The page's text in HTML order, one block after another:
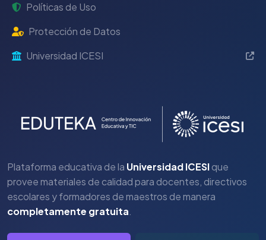
Políticas de Uso
Protección de Datos
Universidad ICESI
Plataforma educativa de la Universidad ICESIque
provee materiales de calidad para docentes, directivos
escolares y formadores de maestros de manera
completamente gratuita.